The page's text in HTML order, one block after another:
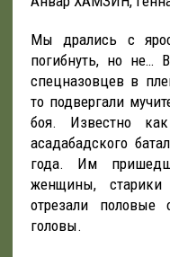
Мы дрались с
погибнуть, но не…
спецназовцев в
то подвергали
боя. Известно
асадабадского
года. Им
женщины,
отрезали половые
головы.